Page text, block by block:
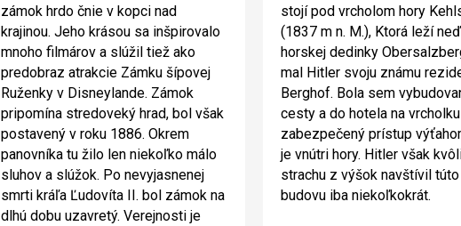
zámok hrdo čnie v kopci nad
krajinou. Jeho krásou sa inšpirovalo
mnoho filmárov a slúžil tiež ako
predobraz atrakcie Zámku šípovej
Ruženky v Disneylande. Zámok
pripomína stredoveký hrad, bol však
postavený v roku 1886. Okrem
panovníka tu žilo len niekoľko málo
sluhov a slúžok. Po nevyjasnenej
smrti kráľa Ľudovíta II. bol zámok na
dlhú dobu uzavretý. Verejnosti je
stojí pod vrcholom hory
(1837 m n. M.), Ktorá leží
horskej dedinky
mal Hitler svoju známu
Berghof. Bola sem
cesty a do hotela na
zabezpečený prístup
je vnútri hory. Hitler však
strachu z výšok navštívil túto
budovu iba niekoľkokrát.